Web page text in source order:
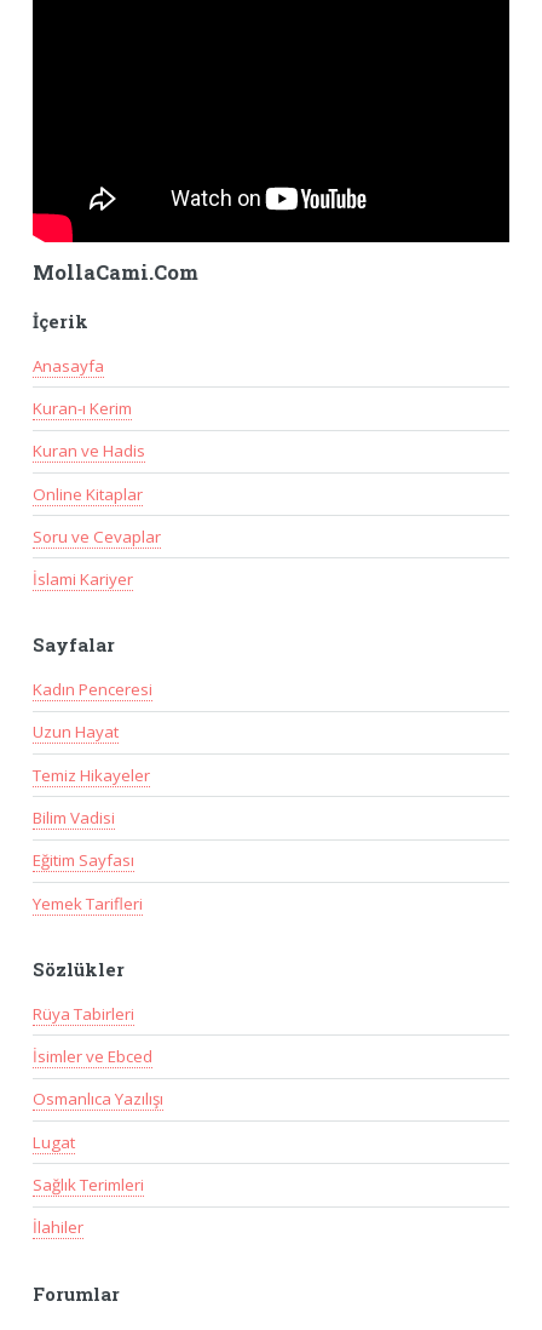
MollaCami.Com
İçerik
Anasayfa
Kuran-ı Kerim
Kuran ve Hadis
Online Kitaplar
Soru ve Cevaplar
İslami Kariyer
Sayfalar
Kadın Penceresi
Uzun Hayat
Temiz Hikayeler
Bilim Vadisi
Eğitim Sayfası
Yemek Tarifleri
Sözlükler
Rüya Tabirleri
İsimler ve Ebced
Osmanlıca Yazılışı
Lugat
Sağlık Terimleri
İlahiler
Forumlar